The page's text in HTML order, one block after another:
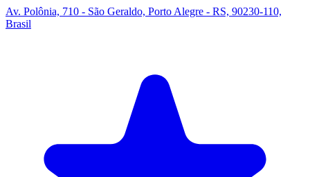
Av. Polônia, 710 - São Geraldo, Porto Alegre - RS, 90230-110,
Brasil